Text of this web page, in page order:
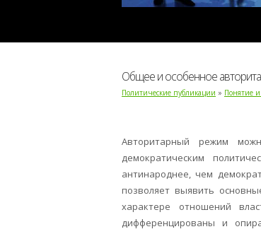
Общее и особенное
Политические публикации » Понятие
Авторитарный режим
демократическим
антинароднее, чем
позволяет выявить
характере отношений
дифференцированы и